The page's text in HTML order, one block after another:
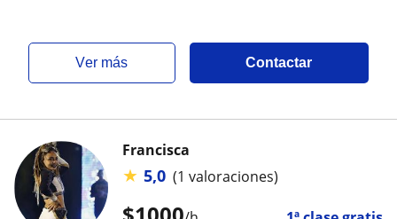
ver más Contactar
Francisca
★ 5,0 (1 valoraciones)